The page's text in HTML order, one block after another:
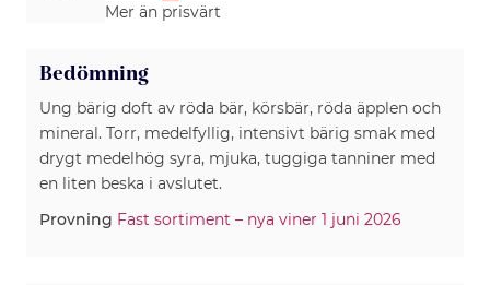
Mer än prisvärt
Bedömning
Ung bärig doft av röda bär, körsbär, röda äpplen och
mineral. Torr, medelfyllig, intensivt bärig smak med
drygt medelhög syra, mjuka, tuggiga tanniner med
en liten beska i avslutet.
Provning Fast sortiment – nya viner 1 juni 2026